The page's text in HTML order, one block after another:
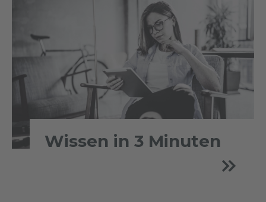
Wissen in 3 Minuten